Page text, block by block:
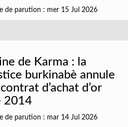
de parution : mer 15 Jul 2026
de Karma : la
burkinabè annule
contrat d’achat d’or
2014
de parution : mar 14 Jul 2026